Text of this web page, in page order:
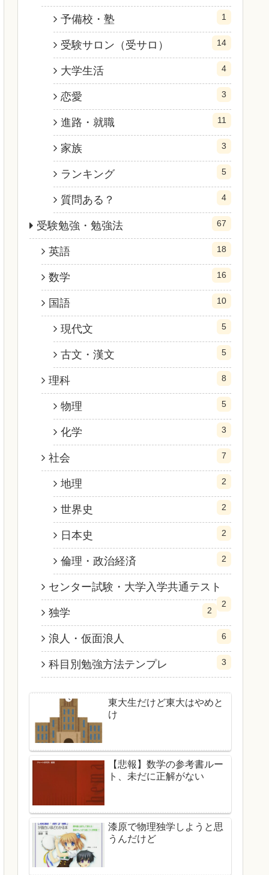
予備校・塾 1
受験サロン（受サロ） 14
大学生活 4
恋愛 3
進路・就職 11
家族 3
ランキング 5
質問ある？ 4
受験勉強・勉強法 67
英語 18
数学 16
国語 10
現代文 5
古文・漢文 5
理科 8
物理 5
化学 3
社会 7
地理 2
世界史 2
日本史 2
倫理・政治経済 2
センター試験・大学入学共通テスト
2
独学 2
浪人・仮面浪人 6
科目別勉強方法テンプレ 3
東大生だけど東大はやめと
け
【悲報】数学の参考書ルー
ト、未だに正解がない
漆原で物理独学しようと思
うんだけど